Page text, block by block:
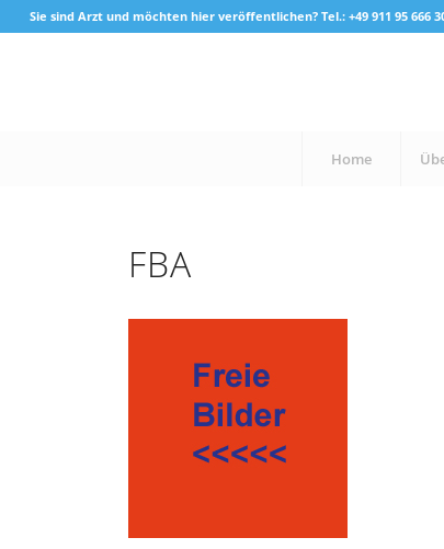
Sie sind Arzt und möchten hier veröffentlichen? Tel.: +49 911 95 666
Home
FBA